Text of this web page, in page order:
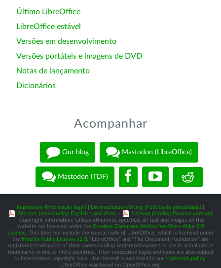
Último LibreOffice
LibreOffice estável
Versões em desenvolvimento
Versões portáteis e imagens de DVD
Notas de lançamento
Dicionários
Acompanhar
Our blog Mastodon (LibreOffice)
Mastodon (TDF)
Impressum (Informação legal) Datenschutzerklärung (Política de privacidade)
Statutes (non-binding English translation) -
Satzung (binding German version)
| Copyright information: Unless otherwise specified, all text and images on this
website are licensed under the Creative Commons Attribution-Share Alike 3.0
License . This does not include the source code of LibreOffice, which is licensed under
the Mozilla Public License v2.0 . “LibreOffice” and “The Document Foundation” are
registered trademarks of their corresponding registered owners or are in actual use as
trademarks in one or more countries. Their respective logos and icons are also subject
to international copyright laws. Use thereof is explained in our trademark policy
LibreOffice was based on OpenOffice.org.